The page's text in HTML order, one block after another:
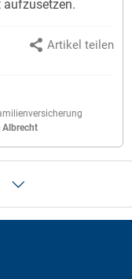
aufzusetzen.
Albrecht
Artikel teilen
stärker?